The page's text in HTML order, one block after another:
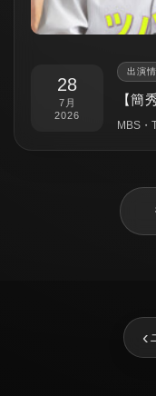
28
7月
2026
出演
【簡
MBS・
‹